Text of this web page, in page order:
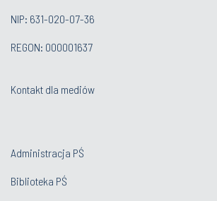
NIP: 631-020-07-36
REGON: 000001637
Kontakt dla mediów
Administracja PŚ
Biblioteka PŚ